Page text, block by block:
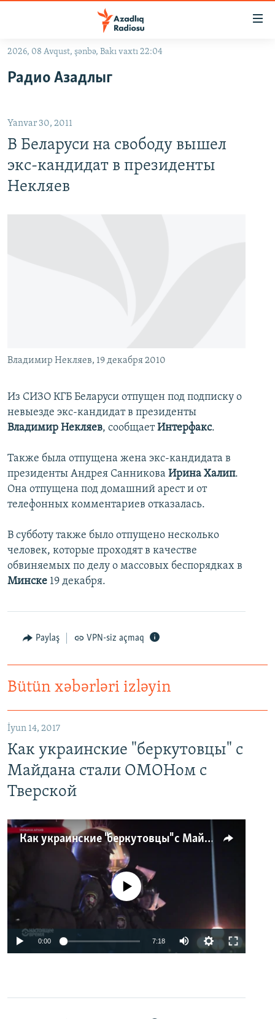
Əsas
qayıt
qayıt
Axtarışa
#İZAHLA
FƏRQƏ BAX
QANUNI DOĞRU
AZADLIQRADIOSU MOBIL TELEFONUNUZDA
XƏBƏR BÜLLETENLƏRIMIZ
RFE/RL-in bütün saytları
2026, 08 Avqust, şənbə, Bakı vaxtı 22:04
Радио Азадлыг
Yanvar 30, 2011
В Беларуси на свободу вышел
экс-кандидат в президенты
Некляев
Владимир Некляев, 19 декабря 2010
Из СИЗО КГБ Беларуси отпущен под подписку о
невыезде экс-кандидат в президенты
Владимир Некляев, сообщаетИнтерфакс.
Также была отпущена жена экс-кандидата в
президенты Андрея Санникова Ирина Халип.
Она отпущена под домашний арест и от
телефонных комментариев отказалась.
В субботу также было отпущено несколько
человек, которые проходят в качестве
обвиняемых по делу о массовых беспорядках в
Минске 19 декабря.
Paylaş VPN-siz açmaq
Bütün xəbərləri izləyin
İyun 14, 2017
Как украинские "беркутовцы" с
Майдана стали ОМОНом с
Тверской
Как украинские "беркутовцы" с Майдана стали ОМОНом с Тверской
No media source currently available
0:00 7:18